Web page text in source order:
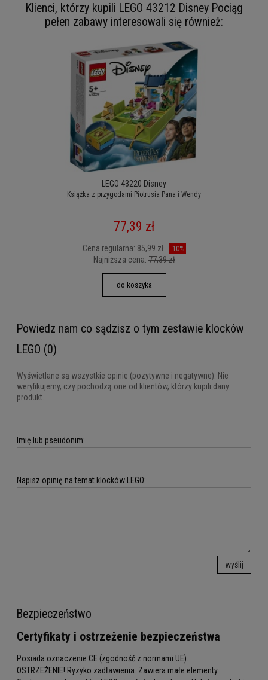
Klienci, którzy kupili LEGO 43212 Disney Pociąg
pełen zabawy interesowali się również:
LEGO 43220 Disney
Książka z przygodami Piotrusia Pana i Wendy
77,39 zł
Cena regularna:85,99 zł -10%
Najniższa cena:77,39 zł
do koszyka
Powiedz nam co sądzisz o tym zestawie klocków
LEGO (0)
Wyświetlane są wszystkie opinie (pozytywne i negatywne). Nie
weryfikujemy, czy pochodzą one od klientów, którzy kupili dany
produkt.
Imię lub pseudonim:
Napisz opinię na temat klocków LEGO:
wyślij
Bezpieczeństwo
Certyfikaty i ostrzeżenie bezpieczeństwa
Posiada oznaczenie CE (zgodność z normami UE).
OSTRZEŻENIE! Ryzyko zadławienia. Zawiera małe elementy.